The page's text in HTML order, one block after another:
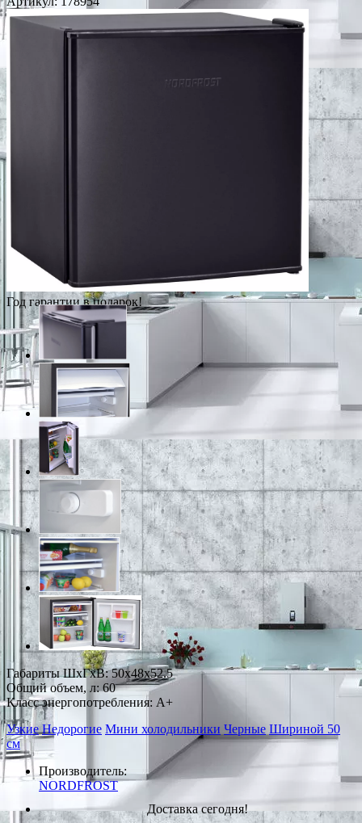
Год гарантии в подарок!
Габариты ШxГxВ: 50x48x52.5
Общий объем, л: 60
Класс энергопотребления: A+
Узкие Недорогие Мини холодильники Черные Шириной 50
см
Производитель:
NORDFROST
Доставка сегодня!